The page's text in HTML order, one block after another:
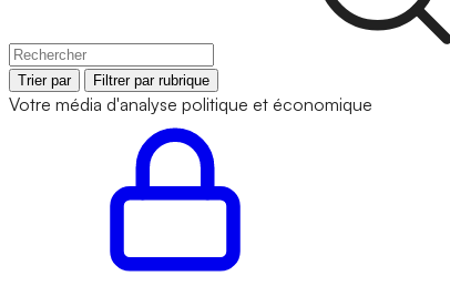
Trier par Filtrer par rubrique
Votre média d'analyse politique et économique